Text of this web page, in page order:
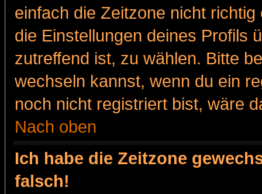
einfach die Zeitzone nicht
die Einstellungen deines Profils
zutreffend ist, zu wählen. Bitte
wechseln kannst, wenn du ein
noch nicht registriert bist, wäre
Nach oben
Ich habe die Zeitzone
falsch!